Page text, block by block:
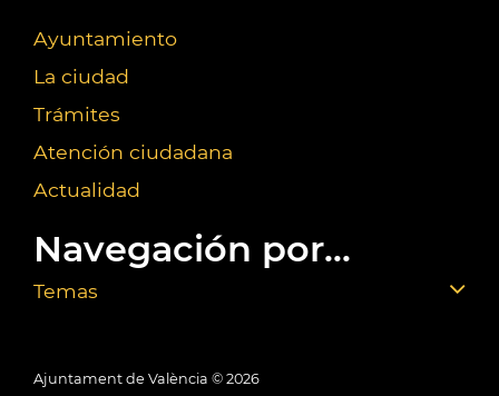
Ayuntamiento
La ciudad
Trámites
Atención ciudadana
Actualidad
Navegación por...
Temas
Ajuntament de València © 2026